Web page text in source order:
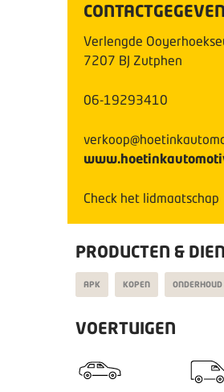
Verlengde
7207 BJ Zutphen
06-19293410
Check het lidmaatschap
PRODUCTEN &
APK KOPEN ONDERHOUD
VOERTUIGEN